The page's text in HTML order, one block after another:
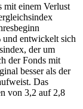
mit einem Verlust
und entwickelt sich
der um
der Fonds mit
besser als der
Das
von 3,2 auf 2,8